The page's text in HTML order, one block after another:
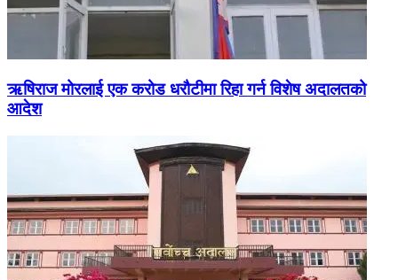
ऋषिराज मोरलाई एक करोड धरौटीमा रिहा गर्न विशेष अदालतको
आदेश